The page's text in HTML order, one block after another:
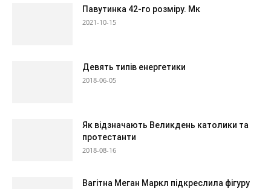
Павутинка 42-го розміру. Мк
2021-10-15
Девять типів енергетики
2018-06-05
Як відзначають Великдень католики та
протестанти
2018-08-16
Вагітна Меган Маркл підкреслила фігуру